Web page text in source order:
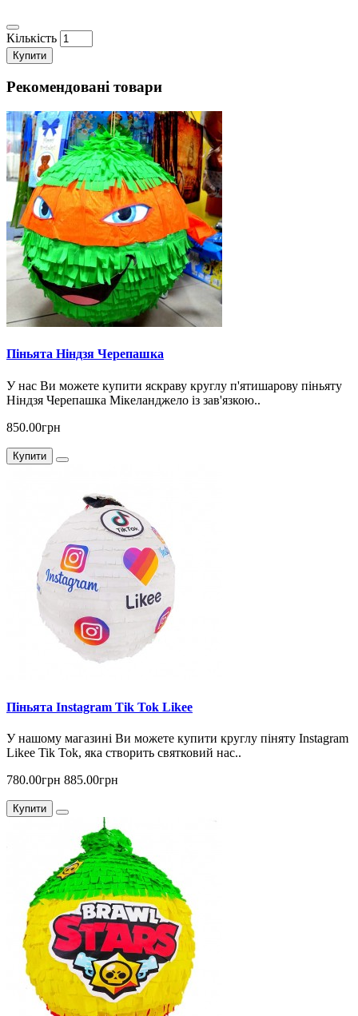
Кількість
Купити
Рекомендовані товари
Піньята Ніндзя Черепашка
У нас Ви можете купити яскраву круглу п'ятишарову піньяту
Ніндзя Черепашка Мікеланджело із зав'язкою..
850.00грн
Купити
Піньята Instagram Tik Tok Likee
У нашому магазині Ви можете купити круглу піняту Instagram
Likee Tik Tok, яка створить святковий нас..
780.00грн 885.00грн
Купити